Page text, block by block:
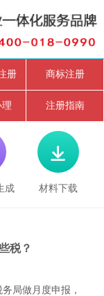
册 商标注册
注册指南
成

材料下载
税？
局做月度申报，